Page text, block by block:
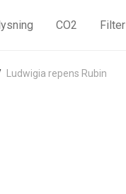
CO2 Filter
Ludwigia repens Rubin